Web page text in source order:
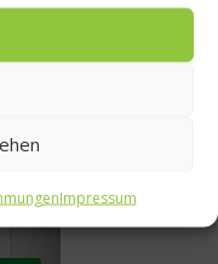
Impressum